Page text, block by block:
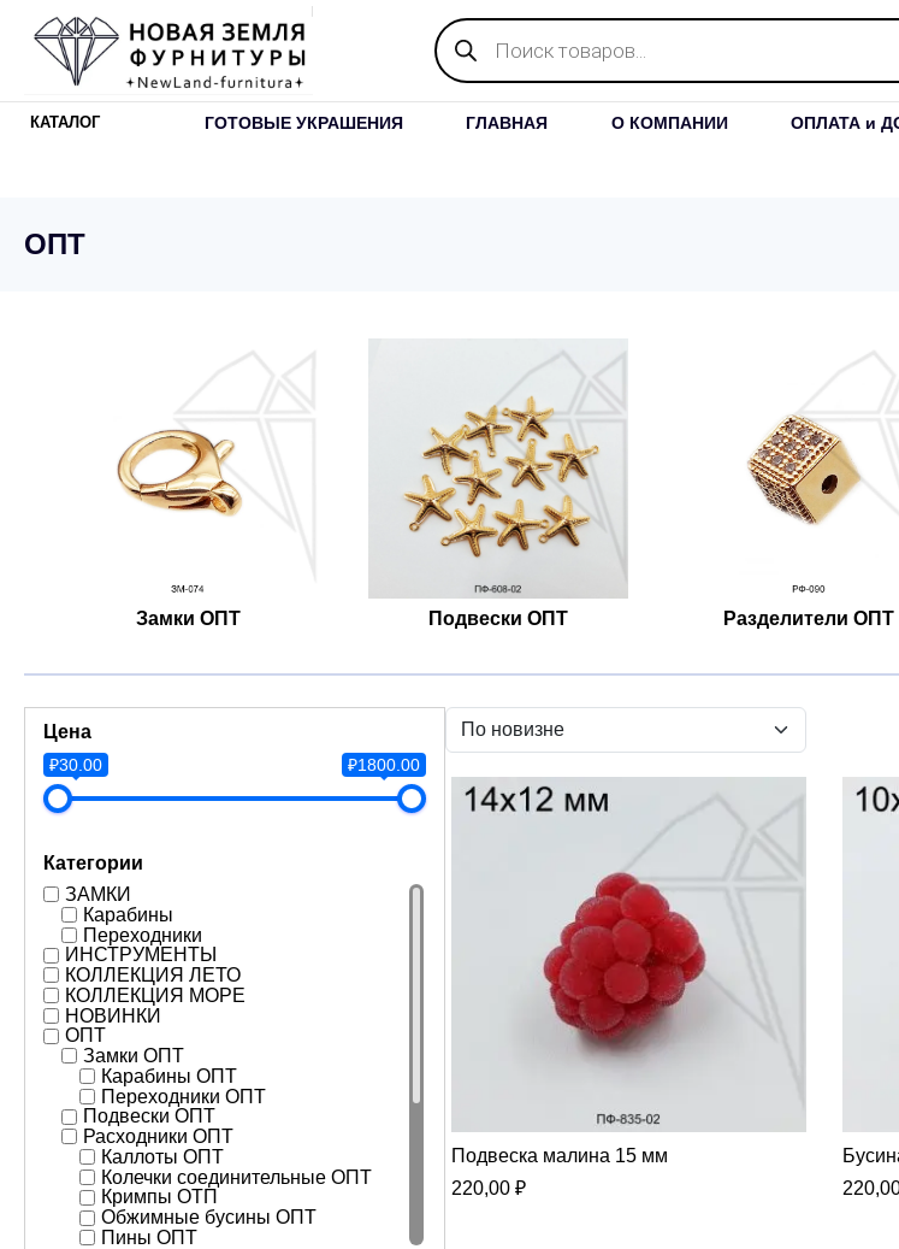
Поиск
товаров
КАТАЛОГ ГОТОВЫЕ УКРАШЕНИЯ ГЛАВНАЯ О КОМПАНИИ ОПЛАТА и
ОПТ
Замки ОПТ Подвески ОПТ Разделители ОПТ
Цена
₽30.00 ₽1800.00
Категории
ЗАМКИ
Карабины
Переходники
ИНСТРУМЕНТЫ
КОЛЛЕКЦИЯ ЛЕТО
КОЛЛЕКЦИЯ МОРЕ
НОВИНКИ
ОПТ
Замки ОПТ
Карабины ОПТ
Переходники ОПТ
Подвески ОПТ
Расходники ОПТ
Каллоты ОПТ
Колечки соединительные ОПТ
Кримпы ОТП
Обжимные бусины ОПТ
Пины ОПТ
Подвеска малина 15 мм
220,00 ₽